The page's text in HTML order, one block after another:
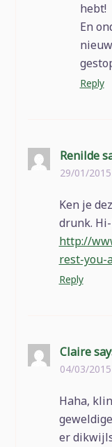
hebt!
En
Reply
Renilde
29/01/
Ken je
drunk.
http://
rest-you-
Reply
Claire
04/03/
Haha,
er